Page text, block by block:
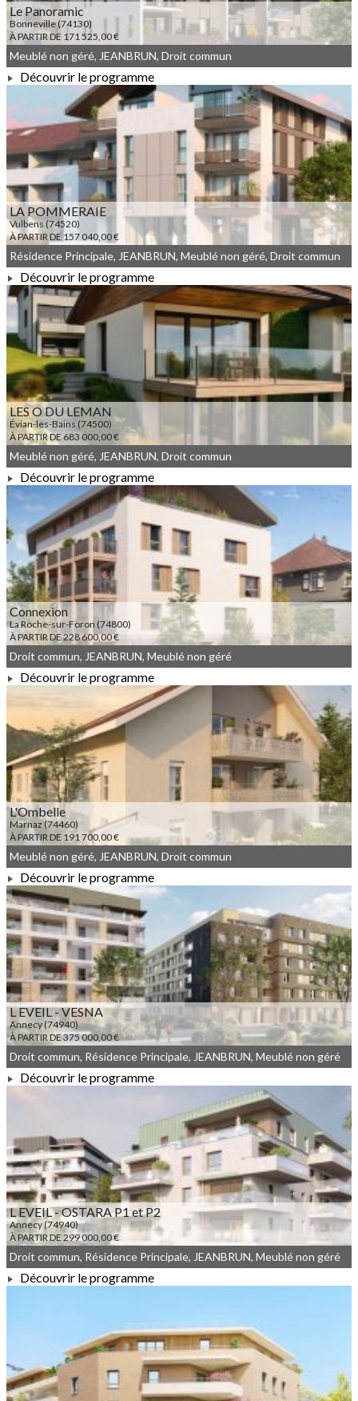
Le Panoramic
Bonneville (74130)
À PARTIR DE 171 525,00 €
À PARTIR DE 171 525,00 €
Meublé non géré, JEANBRUN, Droit commun
Découvrir le programme
LA POMMERAIE
Vulbens (74520)
À PARTIR DE 157 040,00 €
À PARTIR DE 157 040,00 €
Résidence Principale, JEANBRUN, Meublé non géré, Droit commun
Découvrir le programme
LES O DU LEMAN
Évian-les-Bains (74500)
À PARTIR DE 683 000,00 €
À PARTIR DE 683 000,00 €
Meublé non géré, JEANBRUN, Droit commun
Découvrir le programme
Connexion
La Roche-sur-Foron (74800)
À PARTIR DE 228 600,00 €
À PARTIR DE 228 600,00 €
Droit commun, JEANBRUN, Meublé non géré
Découvrir le programme
L'Ombelle
Marnaz (74460)
À PARTIR DE 191 700,00 €
À PARTIR DE 191 700,00 €
Meublé non géré, JEANBRUN, Droit commun
Découvrir le programme
L EVEIL - VESNA
Annecy (74940)
À PARTIR DE 375 000,00 €
À PARTIR DE 375 000,00 €
Droit commun, Résidence Principale, JEANBRUN, Meublé non géré
Découvrir le programme
L EVEIL - OSTARA P1 et P2
Annecy (74940)
À PARTIR DE 299 000,00 €
À PARTIR DE 299 000,00 €
Droit commun, Résidence Principale, JEANBRUN, Meublé non géré
Découvrir le programme